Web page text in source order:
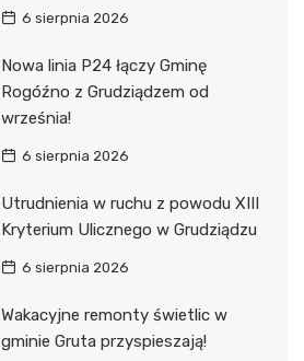
6 sierpnia 2026
Nowa linia P24 łączy Gminę
Rogóźno z Grudziądzem od
września!
6 sierpnia 2026
Utrudnienia w ruchu z powodu XIII
Kryterium Ulicznego w Grudziądzu
6 sierpnia 2026
Wakacyjne remonty świetlic w
gminie Gruta przyspieszają!